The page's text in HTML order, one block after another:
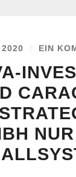
2020 / EIN
NUR